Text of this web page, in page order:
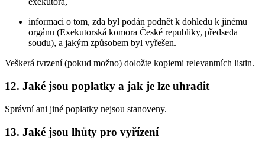
informaci o tom, zda byl podán podnět k dohledu k jinému
orgánu (Exekutorská komora České republiky, předseda
soudu), a jakým způsobem byl vyřešen.
Veškerá tvrzení (pokud možno) doložte kopiemi relevantních listin.
12. Jaké jsou poplatky a jak je lze uhradit
Správní ani jiné poplatky nejsou stanoveny.
13. Jaké jsou lhůty pro vyřízení